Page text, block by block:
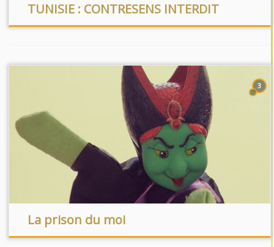
TUNISIE : CONTRESENS INTERDIT
3
La prison du moi